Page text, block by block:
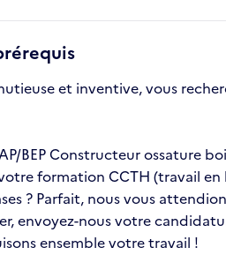
et inventive, vous
BEP Constructeur ossature
formation CCTH (travail en
? Parfait, nous vous
envoyez-nous votre
ensemble votre travail !